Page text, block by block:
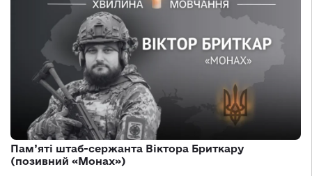
Пам’яті штаб-сержанта Віктора Бриткару
(позивний «Монах»)